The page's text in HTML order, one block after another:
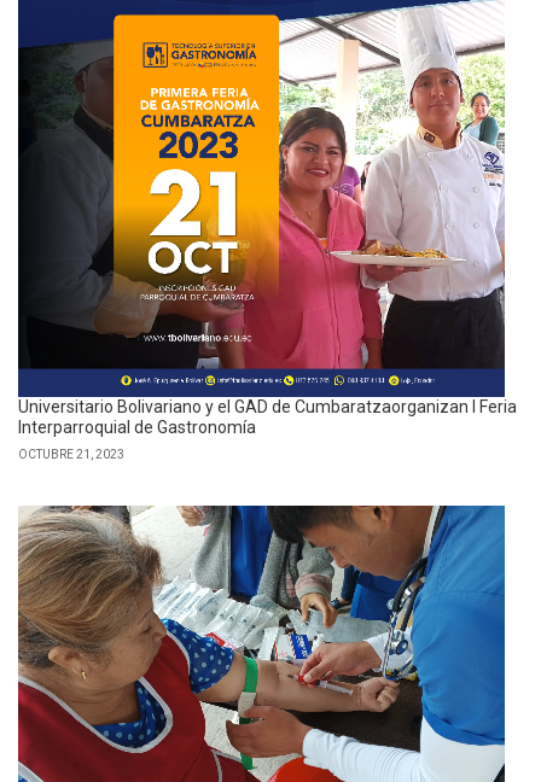
Universitario Bolivariano y el GAD de Cumbaratzaorganizan I Feria
Interparroquial de Gastronomía
OCTUBRE 21, 2023